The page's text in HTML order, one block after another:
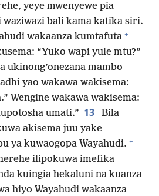
yeye mwenyewe pia
waziwazi bali kama katika siri.
wakaanza kumtafuta +
“Yuko wapi yule mtu?”
ukinong’onezana mambo
yao wakawa wakisema:
Wengine wakawa wakisema:
umati.” 13
Bila
akisema juu yake
ya kuwaogopa Wayahudi. +
ilipokuwa imefika
kuingia hekaluni na kuanza
hiyo Wayahudi wakaanza